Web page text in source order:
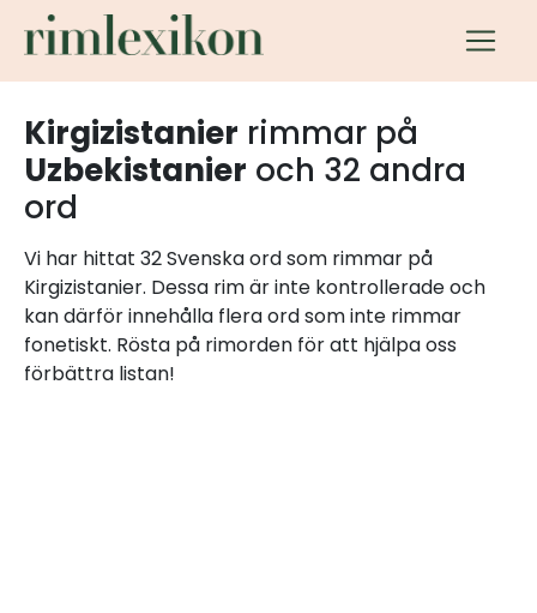
Kirgizistanier rimmar på
Uzbekistanier och 32 andra
ord
Vi har hittat 32 Svenska ord som rimmar på
Kirgizistanier. Dessa rim är inte kontrollerade och
kan därför innehålla flera ord som inte rimmar
fonetiskt. Rösta på rimorden för att hjälpa oss
förbättra listan!